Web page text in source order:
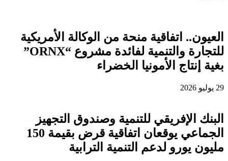
العيون.. اتفاقية منحة من الوكالة الأمريكية
للتجارة والتنمية لفائدة مشروع “ORNX”
بغية إنتاج الأمونيا الخضراء
29 يوليو 2026
البنك الإفريقي للتنمية وصندوق التجهيز
الجماعي يوقعان اتفاقية قرض بقيمة 150
مليون يورو لدعم التنمية الترابية